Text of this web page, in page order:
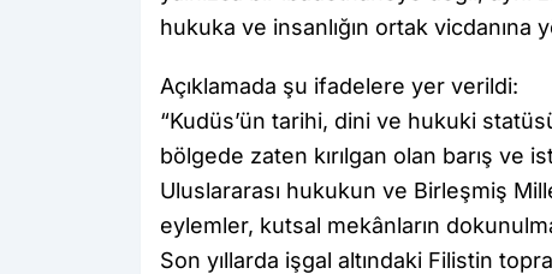
hukuka ve insanlığın ortak vicdanına
Açıklamada şu ifadelere yer verildi:
“Kudüs’ün tarihi, dini ve hukuki
bölgede zaten kırılgan olan barış ve
Uluslararası hukukun ve Birleşmiş
eylemler, kutsal mekânların
Son yıllarda işgal altındaki Filistin